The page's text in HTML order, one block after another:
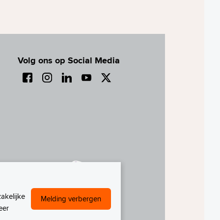
Volg ons op Social Media
Melding verbergen